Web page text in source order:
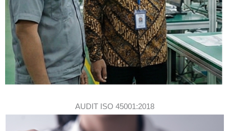
AUDIT ISO 45001:2018